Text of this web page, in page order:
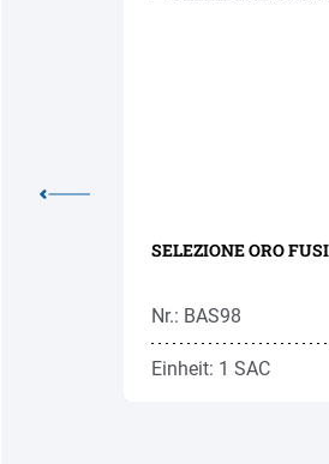
SELEZIONE ORO
Nr.: BAS98
Einheit: 1 SAC